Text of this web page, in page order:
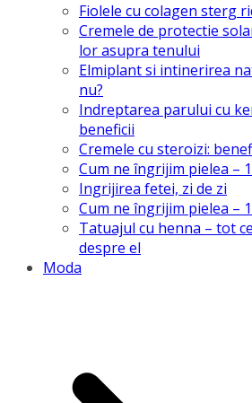
Fiolele cu colagen sterg
Cremele de protectie
lor asupra tenului
Elmiplant si intinerirea
nu?
Indreptarea parului cu
beneficii
Cremele cu steroizi:
Cum ne îngrijim pielea –
Ingrijirea fetei, zi de zi
Cum ne îngrijim pielea –
Tatuajul cu henna – tot
despre el
Moda